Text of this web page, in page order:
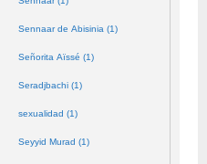
Sennaar de Abisinia (1)
Señorita Aïssé (1)
Seradjbachi (1)
sexualidad (1)
Seyyid Murad (1)